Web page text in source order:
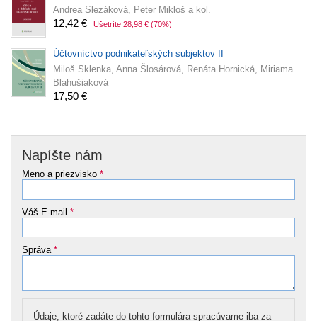
Andrea Slezáková, Peter Mikloš a kol.
12,42 € Ušetríte 28,98 € (70%)
Účtovníctvo podnikateľských subjektov II
Miloš Sklenka, Anna Šlosárová, Renáta Hornická, Miriama
Blahušiaková
17,50 €
Napíšte nám
Meno a priezvisko *
Váš E-mail *
Správa *
Údaje, ktoré zadáte do tohto formulára spracúvame iba za